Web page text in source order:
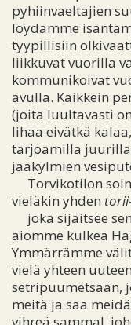
pyhiinvaeltajien
löydämme
tyypillisiin
liikkuvat vuorilla
kommunikoivat
avulla. Kaikkein
(joita luultavasti
lihaa eivätkä
tarjoamilla
jääkylmien
Torvikotilon
vieläkin yhden torii
joka sijaitsee
aiomme kulkea
Ymmärrämme
vielä yhteen
setripuumetsään,
meitä ja saa
vihreä sammal,